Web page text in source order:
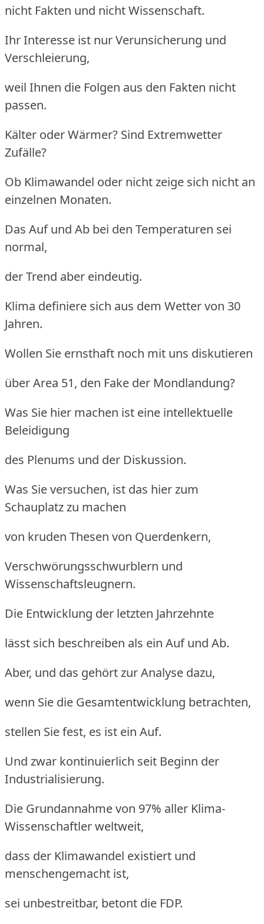
nicht Fakten und nicht Wissenschaft.
Ihr Interesse ist nur Verunsicherung und
Verschleierung,
weil Ihnen die Folgen aus den Fakten nicht
passen.
Kälter oder Wärmer? Sind Extremwetter
Zufälle?
Ob Klimawandel oder nicht zeige sich nicht an
einzelnen Monaten.
Das Auf und Ab bei den Temperaturen sei
normal,
der Trend aber eindeutig.
Klima definiere sich aus dem Wetter von 30
Jahren.
Wollen Sie ernsthaft noch mit uns diskutieren
über Area 51, den Fake der Mondlandung?
Was Sie hier machen ist eine intellektuelle
Beleidigung
des Plenums und der Diskussion.
Was Sie versuchen, ist das hier zum
Schauplatz zu machen
von kruden Thesen von Querdenkern,
Verschwörungsschwurblern und
Wissenschaftsleugnern.
Die Entwicklung der letzten Jahrzehnte
lässt sich beschreiben als ein Auf und Ab.
Aber, und das gehört zur Analyse dazu,
wenn Sie die Gesamtentwicklung betrachten,
stellen Sie fest, es ist ein Auf.
Und zwar kontinuierlich seit Beginn der
Industrialisierung.
Die Grundannahme von 97% aller Klima-
Wissenschaftler weltweit,
dass der Klimawandel existiert und
menschengemacht ist,
sei unbestreitbar, betont die FDP.